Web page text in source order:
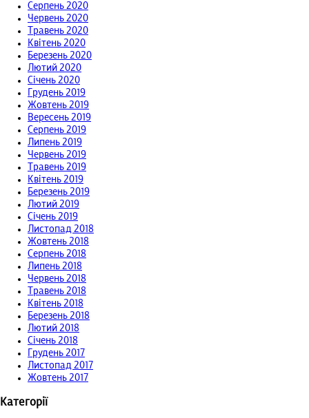
Серпень 2020
Червень 2020
Травень 2020
Квітень 2020
Березень 2020
Лютий 2020
Січень 2020
Грудень 2019
Жовтень 2019
Вересень 2019
Серпень 2019
Липень 2019
Червень 2019
Травень 2019
Квітень 2019
Березень 2019
Лютий 2019
Січень 2019
Листопад 2018
Жовтень 2018
Серпень 2018
Липень 2018
Червень 2018
Травень 2018
Квітень 2018
Березень 2018
Лютий 2018
Січень 2018
Грудень 2017
Листопад 2017
Жовтень 2017
Категорії